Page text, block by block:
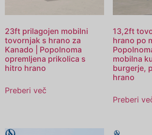
23ft prilagojen mobilni
tovornjak s hrano za
Kanado | Popolnoma
opremljena prikolica s
hitro hrano
Preberi več
13,2ft
hrano po
mobilna
burgerje,
hrano
Preberi